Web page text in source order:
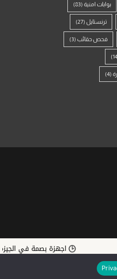
بوابات امنية (83)
ترنستايل (27)
فحص حقائب (3)
(4)
اجهزة بصمة في الجيزة |